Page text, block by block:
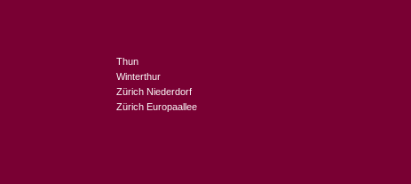
Thun
Winterthur
Zürich Niederdorf
Zürich Europaallee